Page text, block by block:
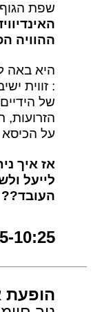
שפת
ההוויה
היא באה
: זווית
של
הזרועות,
על
אז איך
לייעל
העובד??
10:25
הופעת